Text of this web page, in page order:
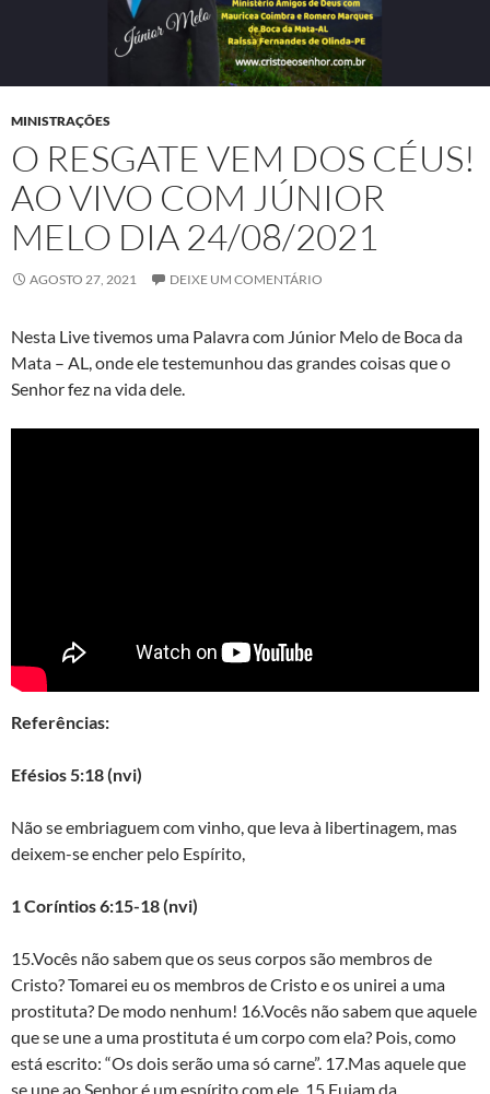
MINISTRAÇÕES
O RESGATE VEM DOS CÉUS!
AO VIVO COM JÚNIOR
MELO DIA 24/08/2021
AGOSTO 27, 2021 DEIXE UM COMENTÁRIO
Nesta Live tivemos uma Palavra com Júnior Melo de Boca da
Mata – AL, onde ele testemunhou das grandes coisas que o
Senhor fez na vida dele.
Referências:
Efésios 5:18 (nvi)
Não se embriaguem com vinho, que leva à libertinagem, mas
deixem-se encher pelo Espírito,
1 Coríntios 6:15-18 (nvi)
15.Vocês não sabem que os seus corpos são membros de
Cristo? Tomarei eu os membros de Cristo e os unirei a uma
prostituta? De modo nenhum! 16.Vocês não sabem que aquele
que se une a uma prostituta é um corpo com ela? Pois, como
está escrito: “Os dois serão uma só carne”. 17.Mas aquele que
se une ao Senhor é um espírito com ele. 15.Fujam da